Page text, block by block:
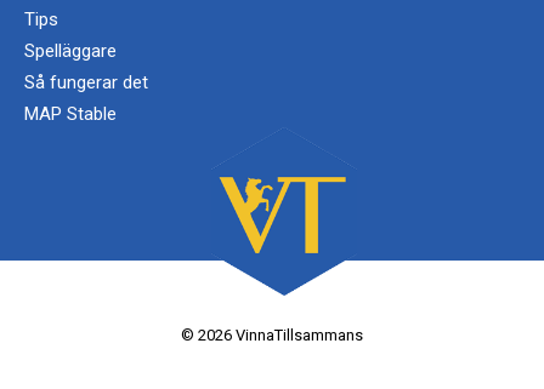
Tips
Spelläggare
Så fungerar det
MAP Stable
© 2026 VinnaTillsammans